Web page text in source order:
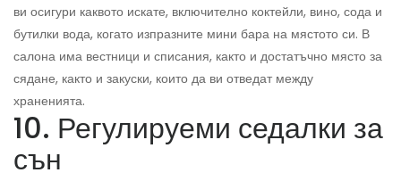
ви осигури каквото искате, включително коктейли, вино, сода и
бутилки вода, когато изпразните мини бара на мястото си. В
салона има вестници и списания, както и достатъчно място за
сядане, както и закуски, които да ви отведат между
храненията.
10. Регулируеми седалки за
сън